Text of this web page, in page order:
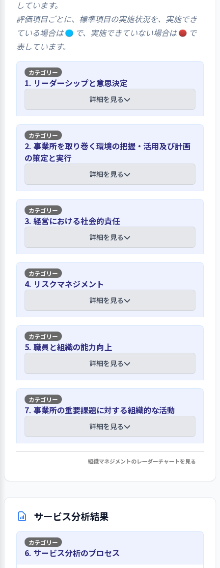
しています。
評価項目ごとに、標準項目の実施状況を、実施でき
ている場合は
で、実施できていない場合は
で
表しています。
1. リーダーシップと意思決定
詳細を見る
【講評】
理念を実現するため、基本方針を基に施
設運営方針を定めて職員間で共有してい
る
「『ずっとこのまちで暮らし続けた
い』を応援します」を理念とし、「利
用者の思いに寄り添い、誠意ある看
護・介護を実践します」を始めとした5
項目の基本方針を定めている。理念及
び基本方針は、施設内の各部署に掲示
するとともに、ホームページやパンフ
レットにも記載しており、職員や利用
者・家族、関係者がいつでも確認でき
る。理念を実現するため、基本方針を
基に「地域に住む高齢者の医療と介護
を一体的に提供する」と運営方針を定
め、毎月開催している全体朝礼や事業
推進会議などにおいて、職員間で理念
や目標を共有している。
地域包括ケアシステムの一翼を担うため
の重点目標を掲げ、ホームページで公開
ホームページには施設が大切にしてい
ることとして、「尊厳を守る 身体拘
項目を明示し、在宅復帰・在宅療養支
援機能強化を図り、地域包括ケアシステ
ムの実現を目指している。当施設は併
設の病院とともに台東区より指定管理
者として指定を受け運営しており、
「台東病院等運営協議会」を設置し、
2. 事業所を取り巻く環境の把握・活用及び計画
の策定と実行
詳細を見る
【講評】
ご意見箱や嗜好調査、ACPカンファレン
スを通じ、利用者・家族の意向を把握し
ている
１階フロアにご意見箱を設置し要望・
意見を募集しており、「皆さまのお声
委員会」が回収し、取りまとめてい
る。個別の要望は担当部署に対応検討
を依頼し、組織横断的な要望は委員会
で対応策を検討している。対応方針は
最終的に幹部会で承認した後、ご意見
箱横に設置している掲示板で公開して
いる。食事に関しては、入所時などに
個別嗜好調査を実施し、できるだけ利
用者の要望に応えられるように努めて
いる。終末期ケアに関しては、ACP（ア
ドバンス・ケア・プランニング）カン
ファレンスを開催し、意思決定支援が
できる体制を整備している。
年次事業計画を策定し、「在宅強化型」
病院を併設する複合施設として、中長
関等2025プラン」を策定するほか、老
健施設としての年次事業計画を策定し
ている。老健施設としては、2018年度
3. 経営における社会的責任
詳細を見る
【講評】
虐待防止研修や不適切ケアチェックな
ど、自己点検の機会を設け意識向上を促
している
「身体的拘束等の適正化のための指
針」や「虐待防止マニュアル」を作成
し、職員に周知徹底している。不適切
ケアの防止に関して、3月と9月の年2
回、各職員による不適切ケア防止チェ
ックを実施しており、各フロアに配布
したQRコードを読み取ることで、オン
ライン上で容易に回答できるように工
夫している。接遇・虐待防止に関する
研修を年2回開催しており、例えば、
「虐待の実態と種類、そして原因につ
作成した様式を用いて、各職員がレポ
ートを作成し、提出している。
苦情・意見対応マニュアルに基づき、施
設方針を速やかに返答するように努めて
4. リスクマネジメント
詳細を見る
【講評】
洪水時の避難確保計画やBCPの策定、防
災訓練の実施により災害発生に備えてい
る
防災訓練については、前年度はコロナ
禍のため机上訓練としていたが、今年
度から現場での実施を再開した。「自
分たちの施設は自分たちで守る」「訓
練は本番のように、本番は訓練のよう
火訓練、避難訓練を実施している。大
害時の体制を確立した上で利用者に対
するケアを継続する方法・手段を明示
している。コロナ禍で中断している
が、区内の病院との合同非常災害訓練
5. 職員と組織の能力向上
詳細を見る
【講評】
学校訪問や就職セミナー、実習生受け入
れなど様々な方法で職員確保に努めてい
る
えて職員の配置計画を策定し、必要な
人材の確保に努めている。採用に当た
ナーを設けて周知しているほか、学校
訪問の実施や就職セミナーへの参加な
ど、新卒及び中途採用での人材確保に
積極的に取り組んでいる。介護福祉士
7. 事業所の重要課題に対する組織的な活動
詳細を見る
1. 事業所の重要課題に対して、目標設定・取り
1. 事業所の理念・基本方針の実現を図る上での重要課
題について、前年度具体的な目標を設定して取り組
組織マネジメントのレーダーチャートを見る
サービス分析結果
6. サービス分析のプロセス